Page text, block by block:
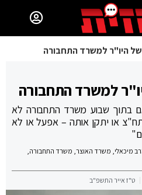
היו"ר למשרד התחבורה
למשרד התחבורה
בתוך שבוע משרד התחבורה לא
או יתקן אותה – אפעל או לא
מיכאלי, משרד האוצר, משרד התחבורה,
ט"ז אייר התשפ"ב